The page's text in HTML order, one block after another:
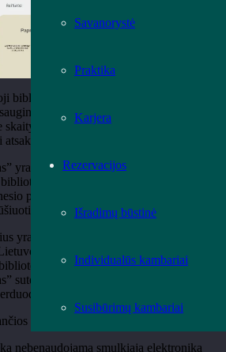
Savanorystė
Praktika
Karjera
Rezervacijos
Išradimų būstinė
Individualūs kambariai
Susibūrimų kambariai
biblioteka šiais metais vėl prisijungia
bibliotekų konkurso „Atsakingas
prisijungti ir prisidėti prie
elektronikos atliekų tvarkymo.
yra jau devintus metus vykstantis
konkursas. Projektas tęsis iki
pabaigos ir skirtas skatinti
elektronikos atliekas bei baterijas.
yra Elektronikos platintojų asociacija
savivaldybių viešųjų bibliotekų
draugija. Projektas
suteikia galimybę saugiai atsikratyti
jas į įgaliotų tvarkytojų rankas.
konkurse, kviečia savo skaitytojus:
nebenaudojamą smulkiąją elektroniką